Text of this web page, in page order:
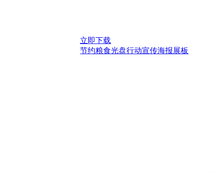
立即下载
节约粮食光盘行动宣传海报展板